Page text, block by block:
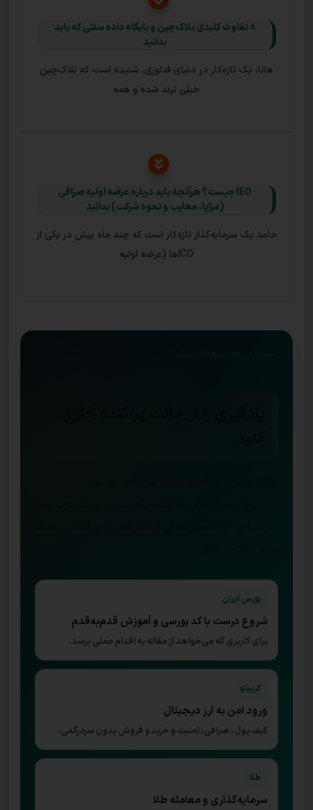
۸ تفاوت کلیدی بلاک‌چین و پایگاه‌ داده سنتی که باید
بدانید
هانا، یک تازه‌کار در دنیای فناوری، شنیده است که بلاک‌چین
خیلی ترند شده و همه
IEO چیست؟ هرآنچه باید درباره عرضه اولیه صرافی
(مزایا، معایب و نحوه شرکت) بدانید
حامد یک سرمایه‌گذار تازه‌کار است که چند ماه پیش در یکی از
ICOها (عرضه اولیه
بورس ایران
شروع درست با کد بورسی و آموزش قدم‌به‌قدم
برای کاربری که می‌خواهد از مقاله به اقدام عملی برسد.
کریپتو
ورود امن به ارز دیجیتال
کیف پول، صرافی، امنیت و خرید و فروش بدون سردرگمی.
طلا
سرمایه‌گذاری و معامله طلا